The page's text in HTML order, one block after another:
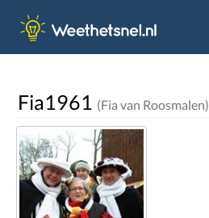
Fia1961 (Fia van Roosmalen)